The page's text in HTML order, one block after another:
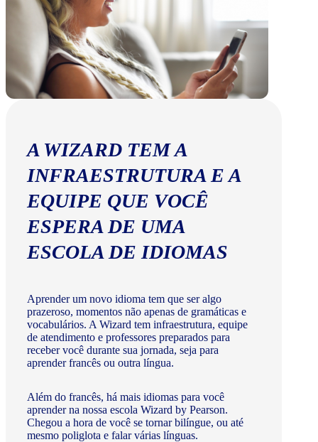
A WIZARD TEM A
INFRAESTRUTURA E A
EQUIPE QUE VOCÊ
ESPERA DE UMA
ESCOLA DE IDIOMAS
Aprender um novo idioma tem que ser algo
prazeroso, momentos não apenas de gramáticas e
vocabulários. A Wizard tem infraestrutura, equipe
de atendimento e professores preparados para
receber você durante sua jornada, seja para
aprender francês ou outra língua.
Além do francês, há mais idiomas para você
aprender na nossa escola Wizard by Pearson.
Chegou a hora de você se tornar bilíngue, ou até
mesmo poliglota e falar várias línguas.